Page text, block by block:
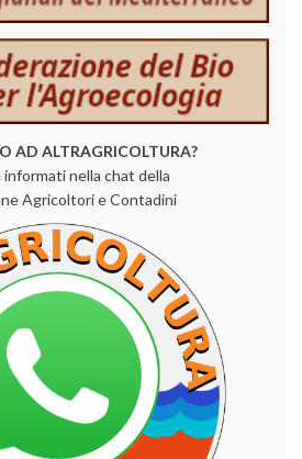
AD ALTRAGRICOLTURA?
nella chat della
Agricoltori e Contadini